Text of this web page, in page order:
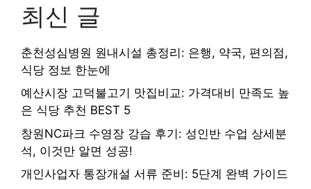
최신 글
춘천성심병원 원내시설 총정리: 은행, 약국, 편의점,
식당 정보 한눈에
예산시장 고덕불고기 맛집비교: 가격대비 만족도 높
은 식당 추천 BEST 5
창원NC파크 수영장 강습 후기: 성인반 수업 상세분
석, 이것만 알면 성공!
개인사업자 통장개설 서류 준비: 5단계 완벽 가이드